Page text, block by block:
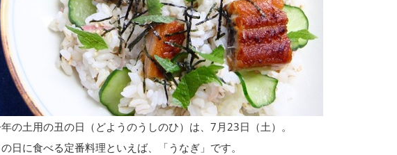
の土用の丑の日（どようのうしのひ）は、7月23日（土）。
の日に食べる定番料理といえば、「うなぎ」です。